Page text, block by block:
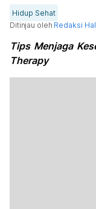
Hidup Sehat
Ditinjau oleh Redaksi
Tips Menjaga
Therapy